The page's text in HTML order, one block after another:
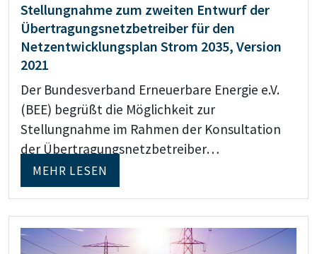
Stellungnahme zum zweiten Entwurf der
Übertragungsnetzbetreiber für den
Netzentwicklungsplan Strom 2035, Version
2021
Der Bundesverband Erneuerbare Energie e.V.
(BEE) begrüßt die Möglichkeit zur
Stellungnahme im Rahmen der Konsultation
der Übertragungsnetzbetreiber…
MEHR LESEN